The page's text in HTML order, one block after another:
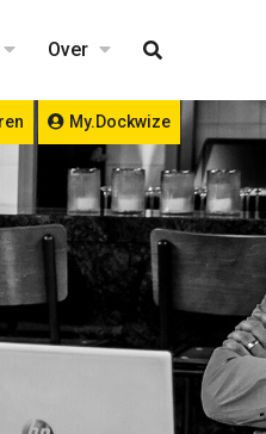
Over
My.Dockwize